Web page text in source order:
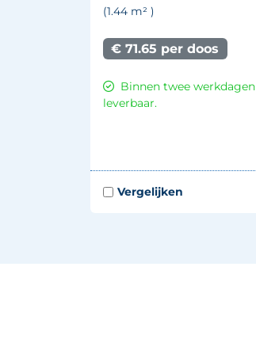
(1.44 m² )
€ 71.65 per doos
Binnen twee werkdagen
leverbaar.